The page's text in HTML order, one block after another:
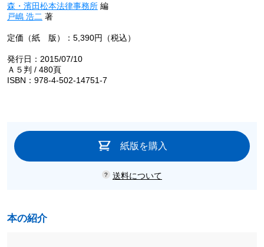
森・濱田松本法律事務所編
戸嶋 浩二 著
定価（紙 版）：5,390円（税込）
発行日：2015/07/10
Ａ５判 / 480頁
ISBN：978-4-502-14751-7
紙版を購入
送料について
本の紹介